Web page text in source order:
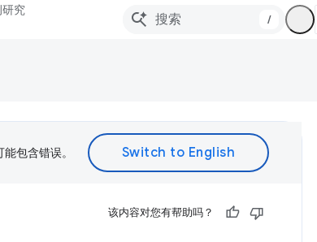
究
/
包含错误。
该内容对您有帮助吗？